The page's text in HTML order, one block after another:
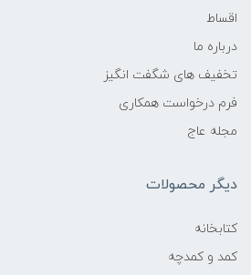
اقساط
درباره ما
تخفیف های شگفت انگیز
فرم درخواست همکاری
مجله عاج
دیگر محصولات
کتابخانه
کمد و کمدچه